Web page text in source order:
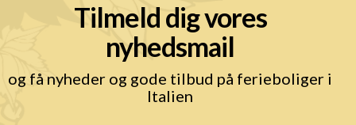
Tilmeld dig vores
nyhedsmail
og få nyheder og gode tilbud på ferieboliger i
Italien